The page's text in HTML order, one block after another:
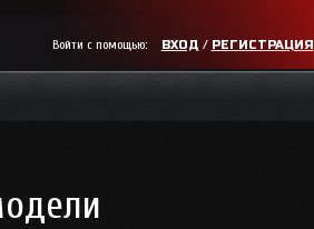
Войти с помощью: ВХОД / РЕГИСТРАЦИЯ